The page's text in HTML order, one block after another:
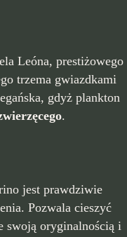
Leóna, prestiżowego
trzema gwiazdkami
gdyż plankton
.
jest prawdziwie
Pozwala cieszyć
swoją oryginalnością i